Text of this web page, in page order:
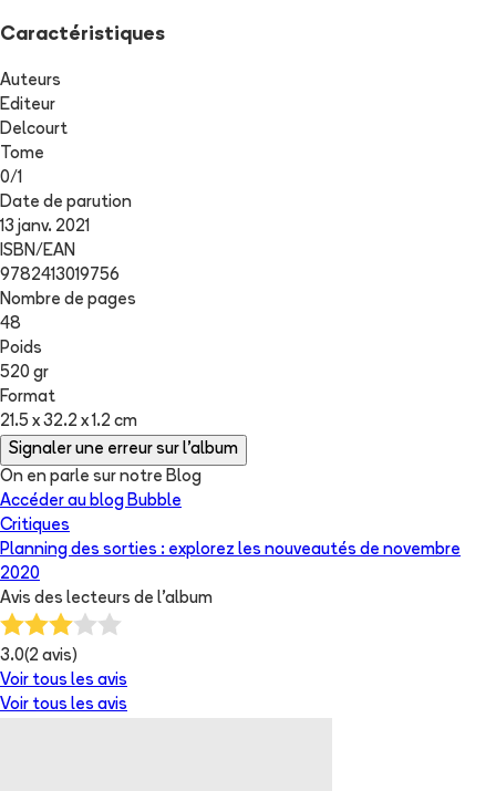
Caractéristiques
Auteurs
Editeur
Delcourt
Tome
0/1
Date de parution
13 janv. 2021
ISBN/EAN
9782413019756
Nombre de pages
48
Poids
520 gr
Format
21.5 x 32.2 x 1.2 cm
Signaler une erreur sur l'album
On en parle sur notre Blog
Accéder au blog Bubble
Critiques
Planning des sorties : explorez les nouveautés de novembre
2020
Avis des lecteurs de l'album
3.0(2 avis)
Voir tous les avis
Voir tous les avis